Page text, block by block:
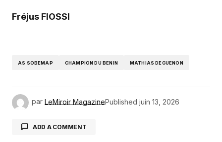
Fréjus FIOSSI
AS SOBEMAP CHAMPION DU BENIN MATHIAS DEGUENON
par LeMiroir MagazinePublished juin 13, 2026
ADD A COMMENT